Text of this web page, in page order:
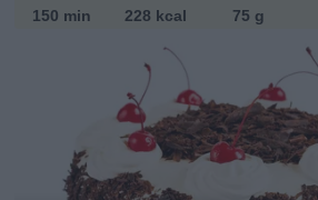
150 min 228 kcal 75 g